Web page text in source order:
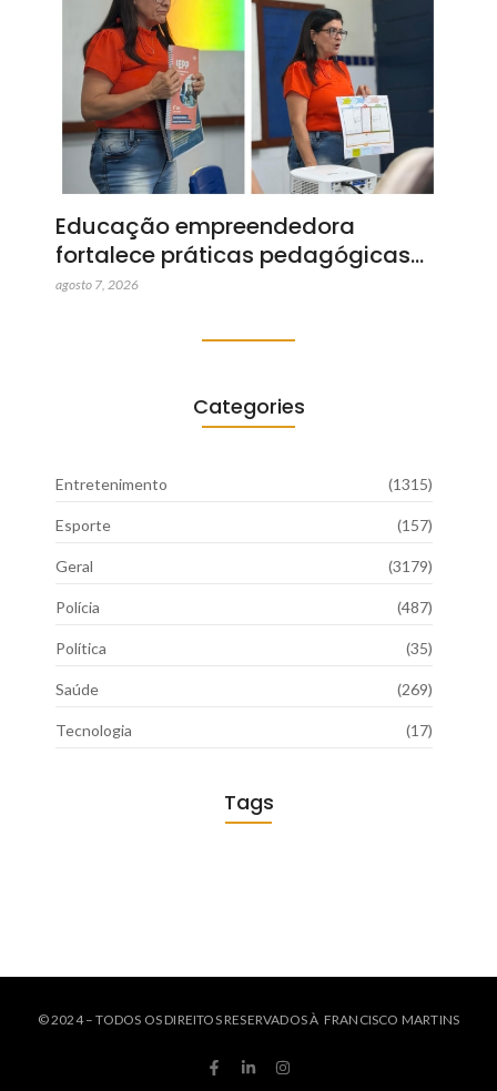
Educação empreendedora
fortalece práticas pedagógicas…
agosto 7, 2026
Categories
Entretenimento (1315)
Esporte (157)
Geral (3179)
Polícia (487)
Política (35)
Saúde (269)
Tecnologia (17)
Tags
© 2024 – TODOS OS DIREITOS RESERVADOS À FRANCISCO MARTINS